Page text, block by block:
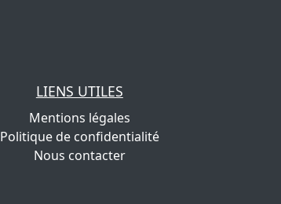
LIENS UTILES
Mentions légales
Politique de confidentialité
Nous contacter